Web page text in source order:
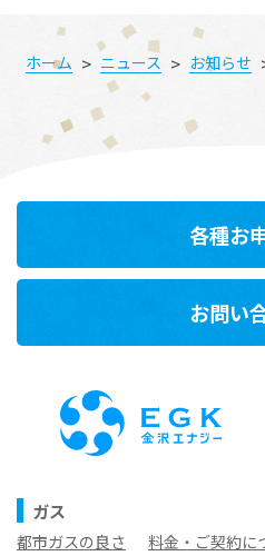
ホーム > ニュース > お知らせ
各種お
お問い
ガス
都市ガスの良さ 料金・ご契約に